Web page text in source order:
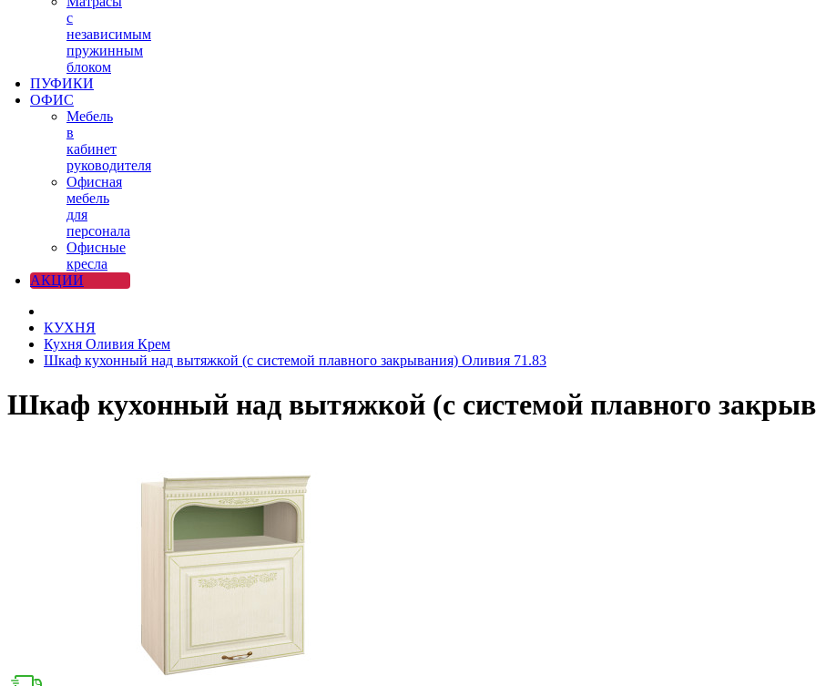
с
независимым
пружинным
блоком
ПУФИКИ
ОФИС
Мебель
в
кабинет
руководителя
Офисная
мебель
для
персонала
Офисные
кресла
АКЦИИ
КУХНЯ
Кухня Оливия Крем
Шкаф кухонный над вытяжкой (с системой плавного закрывания) Оливия 71.83
Шкаф кухонный над вытяжкой (с системой плавного